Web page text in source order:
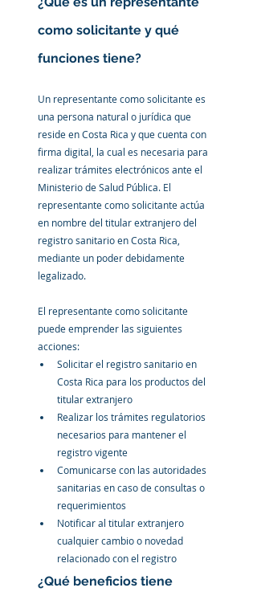
como solicitante y qué
funciones tiene?
Un representante como solicitante es
una persona natural o jurídica que
reside en Costa Rica y que cuenta con
firma digital, la cual es necesaria para
realizar trámites electrónicos ante el
Ministerio de Salud Pública. El
representante como solicitante actúa
en nombre del titular extranjero del
registro sanitario en Costa Rica,
mediante un poder debidamente
legalizado.
El representante como solicitante
puede emprender las siguientes
acciones:
Solicitar el registro sanitario en
Costa Rica para los productos del
titular extranjero
Realizar los trámites regulatorios
necesarios para mantener el
registro vigente
Comunicarse con las autoridades
sanitarias en caso de consultas o
requerimientos
Notificar al titular extranjero
cualquier cambio o novedad
relacionado con el registro
¿Qué beneficios tiene